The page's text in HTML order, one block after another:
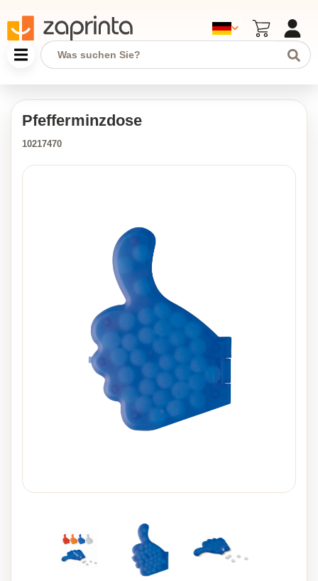
Pfefferminzdose
10217470